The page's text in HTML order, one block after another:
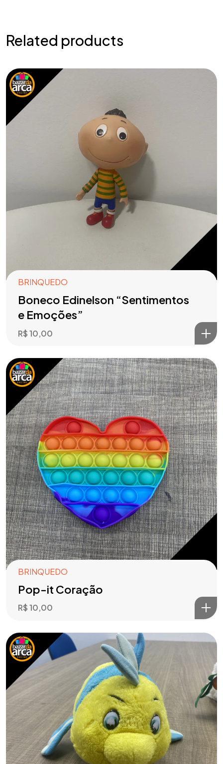
Related products
BRINQUEDO
Boneco Edinelson “Sentimentos
e Emoções”
R$10,00
BRINQUEDO
Pop-it Coração
R$10,00